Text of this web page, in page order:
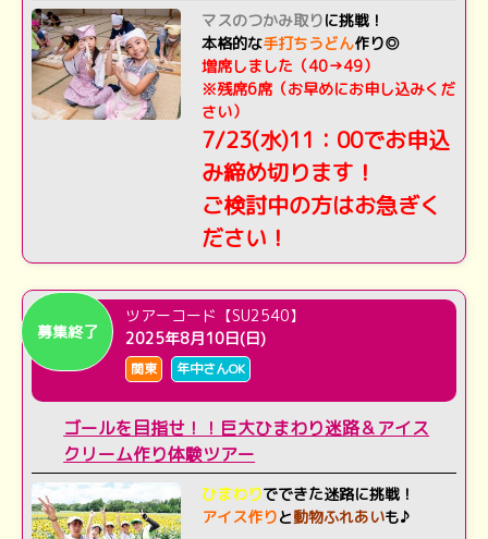
マスのつかみ取りに挑戦！
本格的な手打ちうどん作り◎
増席しました（40→49）
※残席6席（お早めにお申し込みくだ
さい）
7/23(水)11：00でお申込
み締め切ります！
ご検討中の方はお急ぎく
ださい！
募集終了
ツアーコード【SU2540】
2025年8月10日(日)
関東 年中さんOK
ゴールを目指せ！！巨大ひまわり迷路＆アイス
クリーム作り体験ツアー
ひまわりでできた迷路に挑戦！
アイス作りと動物ふれあいも♪